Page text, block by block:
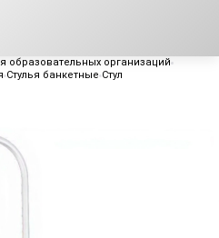
образовательных организаций
Стулья банкетные Стул